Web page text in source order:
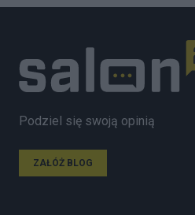
Podziel się swoją opinią
ZAŁÓŻ BLOG